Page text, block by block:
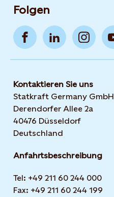
Folgen
Kontaktieren Sie uns
Statkraft Germany GmbH
Derendorfer Allee 2a
40476 Düsseldorf
Deutschland
Anfahrtsbeschreibung
Tel: +49 211 60 244 000
Fax: +49 211 60 244 199